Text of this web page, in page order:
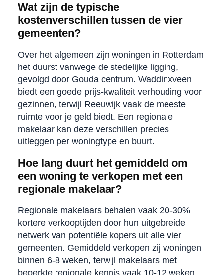
Wat zijn de typische
kostenverschillen tussen de vier
gemeenten?
Over het algemeen zijn woningen in Rotterdam
het duurst vanwege de stedelijke ligging,
gevolgd door Gouda centrum. Waddinxveen
biedt een goede prijs-kwaliteit verhouding voor
gezinnen, terwijl Reeuwijk vaak de meeste
ruimte voor je geld biedt. Een regionale
makelaar kan deze verschillen precies
uitleggen per woningtype en buurt.
Hoe lang duurt het gemiddeld om
een woning te verkopen met een
regionale makelaar?
Regionale makelaars behalen vaak 20-30%
kortere verkooptijden door hun uitgebreide
netwerk van potentiële kopers uit alle vier
gemeenten. Gemiddeld verkopen zij woningen
binnen 6-8 weken, terwijl makelaars met
beperkte regionale kennis vaak 10-12 weken